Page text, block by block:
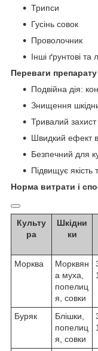
Трипси
Гусінь совок
Проволочник
Інші ґрунтові та
Переваги препарату
Подвійна дія:
Знищення
Тривалий захист
Швидкий ефект
Безпечний для
Підвищує якість
Норма витрати і
Культу
ра
Шкідни
ки
Морква
Морквян
а муха,
попелиц
я, совки
Буряк
Блішки,
попелиц
я, совки